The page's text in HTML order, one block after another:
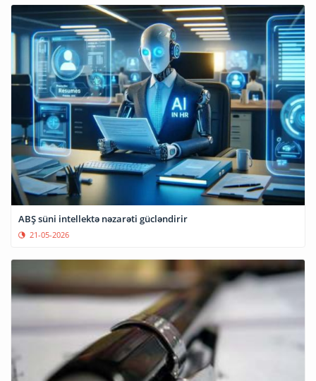
ABŞ süni intellektə nəzarəti gücləndirir
21-05-2026